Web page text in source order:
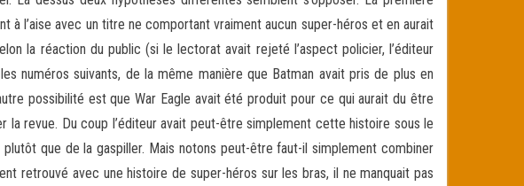
à l’aise avec un titre ne comportant vraiment aucun super-héros et en aurait
la réaction du public (si le lectorat avait rejeté l’aspect policier, l’éditeur
numéros suivants, de la même manière que Batman avait pris de plus en
possibilité est que War Eagle avait été produit pour ce qui aurait du être
la revue. Du coup l’éditeur avait peut-être simplement cette histoire sous le
que de la gaspiller. Mais notons peut-être faut-il simplement combiner
retrouvé avec une histoire de super-héros sur les bras, il ne manquait pas